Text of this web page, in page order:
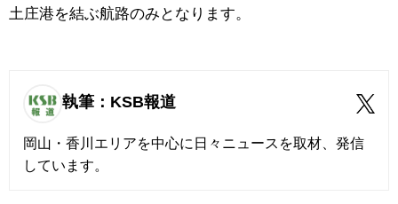
土庄港を結ぶ航路のみとなります。
執筆：KSB報道
岡山・香川エリアを中心に日々ニュースを取材、発信
しています。